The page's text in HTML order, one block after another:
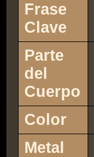
Frase
Clave
Parte
del
Cuerpo
Color
Metal